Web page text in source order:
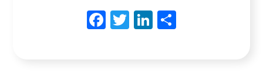
Facebook
TwitterLinkedIn